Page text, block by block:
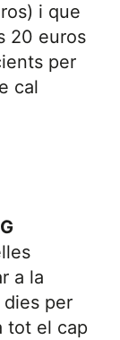
i que
20 euros
per
cal
a la
per
tot el cap